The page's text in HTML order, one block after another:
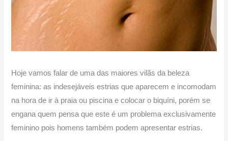
Hoje vamos falar de uma das maiores vilãs da beleza
feminina: as indesejáveis estrias que aparecem e incomodam
na hora de ir à praia ou piscina e colocar o biquíni, porém se
engana quem pensa que este é um problema exclusivamente
feminino pois homens também podem apresentar estrias.